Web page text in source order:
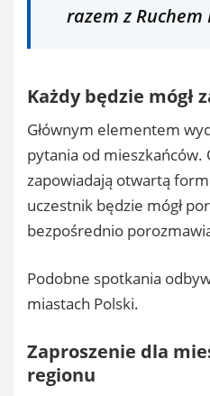
razem z
Każdy będzie mógł
Głównym elementem
pytania od mieszkańców.
zapowiadają otwartą
uczestnik będzie mógł
bezpośrednio
Podobne spotkania
miastach Polski.
Zaproszenie dla
regionu